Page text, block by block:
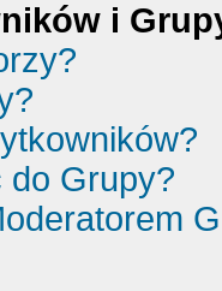
i
do Grupy?